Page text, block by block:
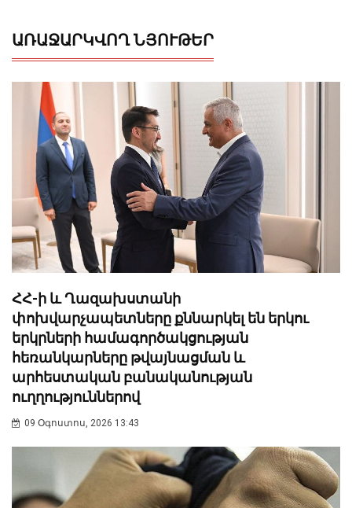
ԱՌԱՋԱՐԿՎՈՂ ՆՅՈՒԹԵՐ
ՀՀ-ի և Ղազախստանի
փոխվարչապետները քննարկել են երկու
երկրների համագործակցության
հեռանկարները թվայնացման և
արհեստական բանականության
ուղղություններով
09 Օգոստոս, 2026 13:43